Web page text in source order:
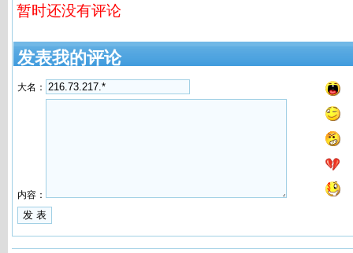
暂时还没有评论
发表我的评论
大名：
内容：